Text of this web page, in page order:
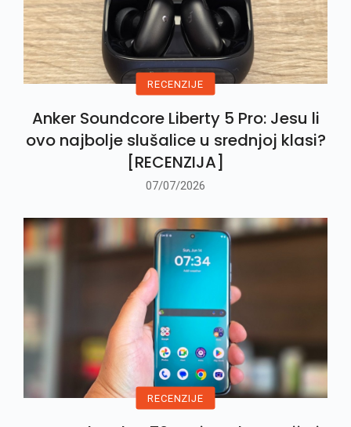
RECENZIJE
Anker Soundcore Liberty 5 Pro: Jesu li
ovo najbolje slušalice u srednjoj klasi?
[RECENZIJA]
07/07/2026
RECENZIJE